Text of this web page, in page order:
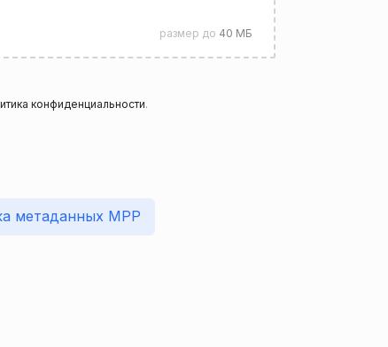
размер до 40 МБ
конфиденциальности.
метаданных MPP